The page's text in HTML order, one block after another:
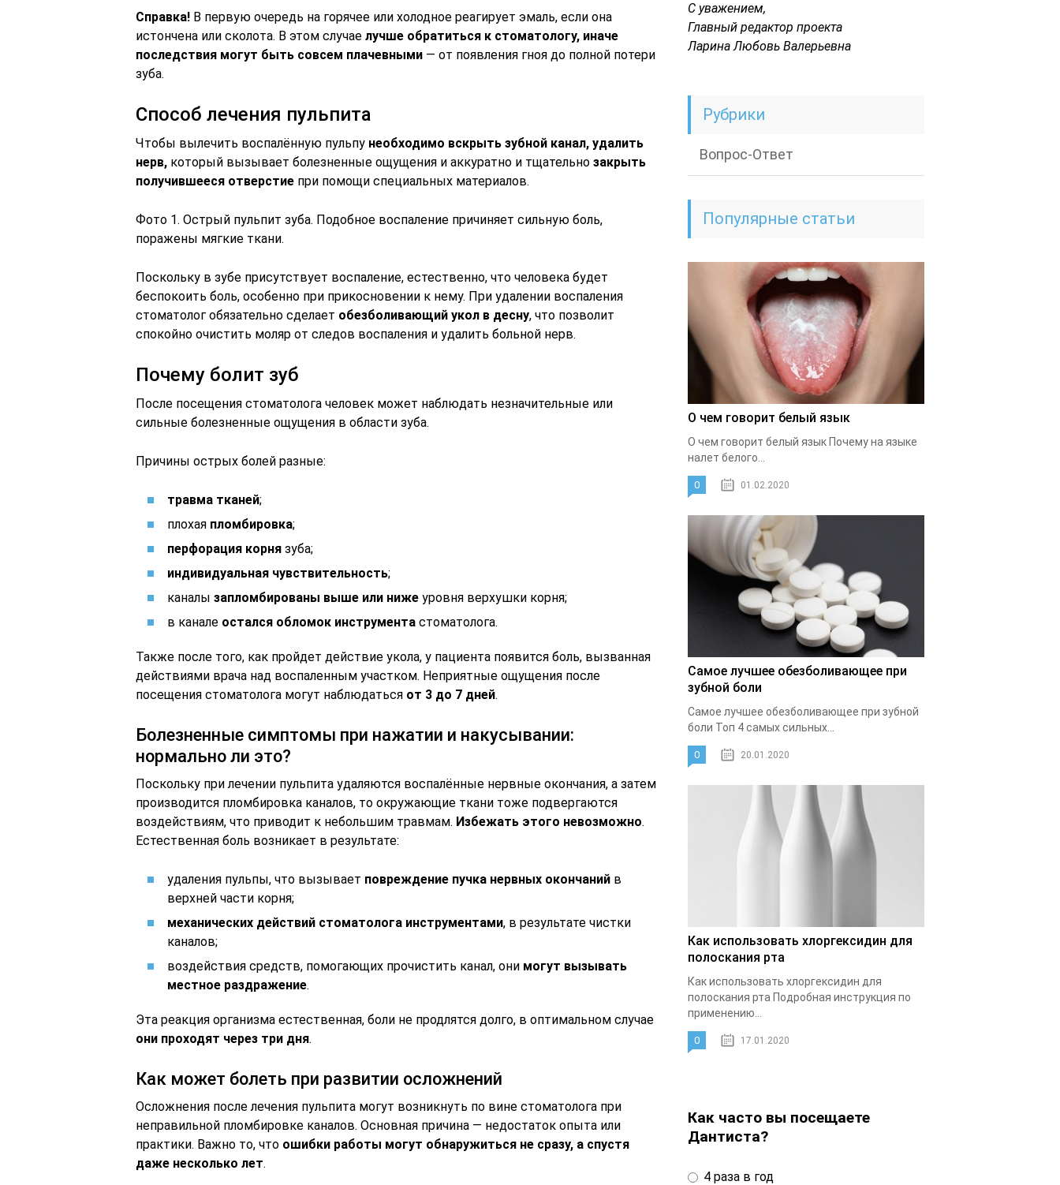
Справка! В первую очередь на горячее или холодное реагирует эмаль, если она
истончена или сколота. В этом случае лучше обратиться к стоматологу, иначе
последствия могут быть совсем плачевными — от появления гноя до полной потери
зуба.
Способ лечения пульпита
Чтобы вылечить воспалённую пульпу необходимо вскрыть зубной канал, удалить
нерв, который вызывает болезненные ощущения и аккуратно и тщательно закрыть
получившееся отверстие при помощи специальных материалов.
Фото 1. Острый пульпит зуба. Подобное воспаление причиняет сильную боль,
поражены мягкие ткани.
Поскольку в зубе присутствует воспаление, естественно, что человека будет
беспокоить боль, особенно при прикосновении к нему. При удалении воспаления
стоматолог обязательно сделает обезболивающий укол в десну, что позволит
спокойно очистить моляр от следов воспаления и удалить больной нерв.
Почему болит зуб
После посещения стоматолога человек может наблюдать незначительные или
сильные болезненные ощущения в области зуба.
Причины острых болей разные:
травма тканей;
плохая пломбировка;
перфорация корня зуба;
индивидуальная чувствительность;
каналы запломбированы выше или ниже уровня верхушки корня;
в канале остался обломок инструмента стоматолога.
Также после того, как пройдет действие укола, у пациента появится боль, вызванная
действиями врача над воспаленным участком. Неприятные ощущения после
посещения стоматолога могут наблюдаться от 3 до 7 дней.
Болезненные симптомы при нажатии и накусывании:
нормально ли это?
Поскольку при лечении пульпита удаляются воспалённые нервные окончания, а затем
производится пломбировка каналов, то окружающие ткани тоже подвергаются
воздействиям, что приводит к небольшим травмам. Избежать этого невозможно.
Естественная боль возникает в результате:
удаления пульпы, что вызывает повреждение пучка нервных окончаний в
верхней части корня;
механических действий стоматолога инструментами, в результате чистки
каналов;
воздействия средств, помогающих прочистить канал, они могут вызывать
местное раздражение.
Эта реакция организма естественная, боли не продлятся долго, в оптимальном случае
они проходят через три дня.
Как может болеть при развитии осложнений
Осложнения после лечения пульпита могут возникнуть по вине стоматолога при
неправильной пломбировке каналов. Основная причина — недостаток опыта или
практики. Важно то, что ошибки работы могут обнаружиться не сразу, а спустя
даже несколько лет.
С уважением,
Главный редактор проекта
Ларина Любовь Валерьевна
Рубрики
Вопрос-Ответ
Популярные статьи
О чем говорит белый язык
О чем говорит белый язык Почему на языке
налет белого...
0 01.02.2020
Самое лучшее обезболивающее при
зубной боли
Самое лучшее обезболивающее при зубной
боли Топ 4 самых сильных...
0 20.01.2020
Как использовать хлоргексидин для
полоскания рта
Как использовать хлоргексидин для
полоскания рта Подробная инструкция по
применению...
0 17.01.2020
Как часто вы посещаете
Дантиста?
4 раза в год